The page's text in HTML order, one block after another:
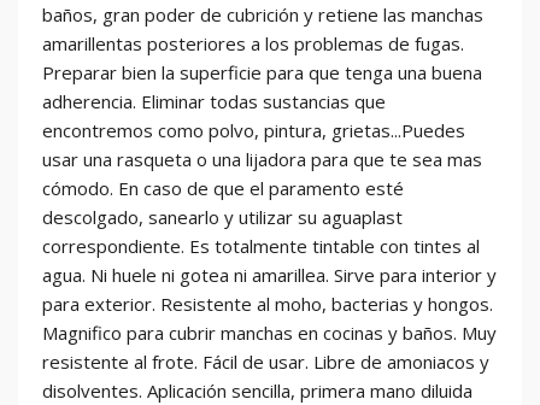
baños, gran poder de cubrición y retiene las manchas
amarillentas posteriores a los problemas de fugas.
Preparar bien la superficie para que tenga una buena
adherencia. Eliminar todas sustancias que
encontremos como polvo, pintura, grietas...Puedes
usar una rasqueta o una lijadora para que te sea mas
cómodo. En caso de que el paramento esté
descolgado, sanearlo y utilizar su aguaplast
correspondiente. Es totalmente tintable con tintes al
agua. Ni huele ni gotea ni amarillea. Sirve para interior y
para exterior. Resistente al moho, bacterias y hongos.
Magnifico para cubrir manchas en cocinas y baños. Muy
resistente al frote. Fácil de usar. Libre de amoniacos y
disolventes. Aplicación sencilla, primera mano diluida